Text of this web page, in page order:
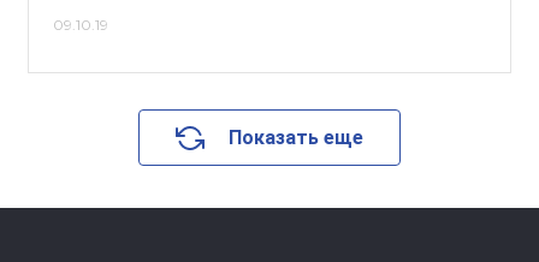
09.10.19
Показать еще